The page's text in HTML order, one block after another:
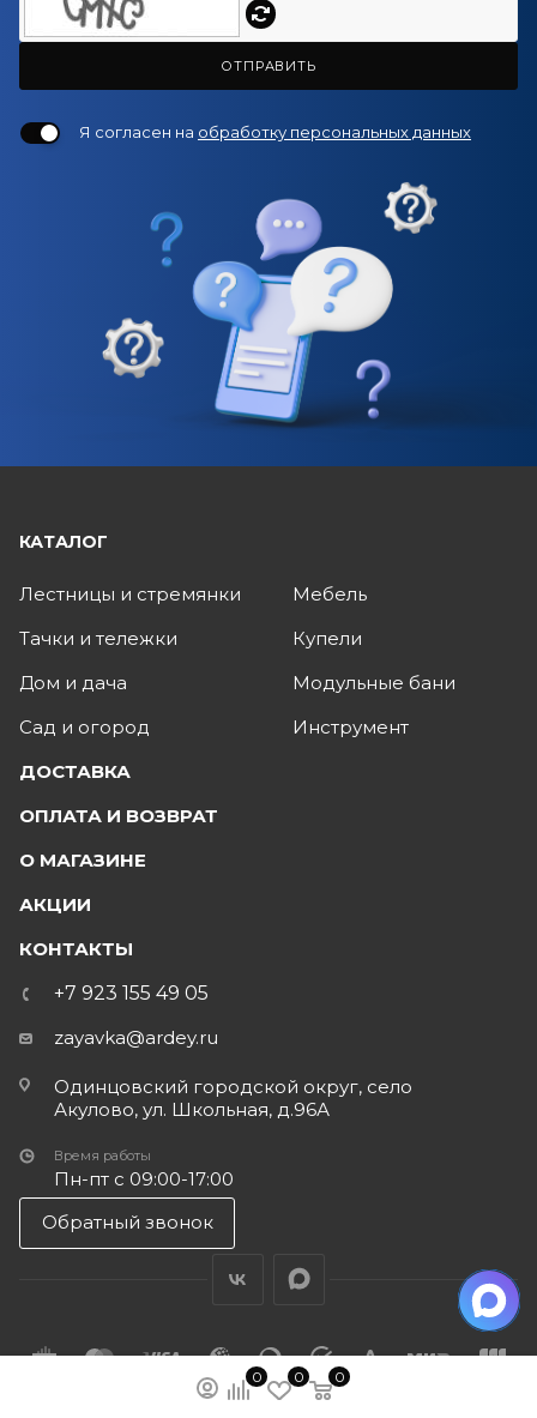
ОТПРАВИТЬ
Я согласен на обработку персональных данных
0 0 0
КАТАЛОГ
Лестницы и стремянки
Тачки и тележки
Дом и дача
Сад и огород
Мебель
Купели
Модульные бани
Инструмент
ДОСТАВКА
ОПЛАТА И ВОЗВРАТ
О МАГАЗИНЕ
АКЦИИ
КОНТАКТЫ
+7 923 155 49 05
zayavka@ardey.ru
Одинцовский городской округ, село
Акулово, ул. Школьная, д.96А
Время работы
Пн-пт с 09:00-17:00
Обратный звонок